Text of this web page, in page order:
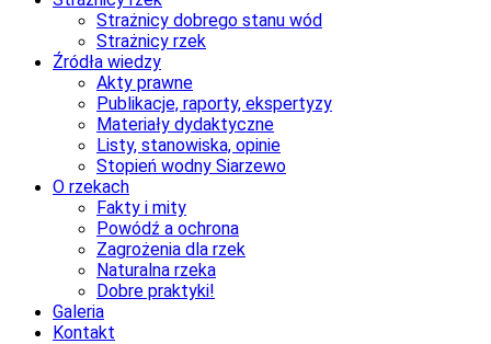
Strażnicy dobrego stanu wód
Strażnicy rzek
Źródła wiedzy
Akty prawne
Publikacje, raporty, ekspertyzy
Materiały dydaktyczne
Listy, stanowiska, opinie
Stopień wodny Siarzewo
O rzekach
Fakty i mity
Powódź a ochrona
Zagrożenia dla rzek
Naturalna rzeka
Dobre praktyki!
Galeria
Kontakt